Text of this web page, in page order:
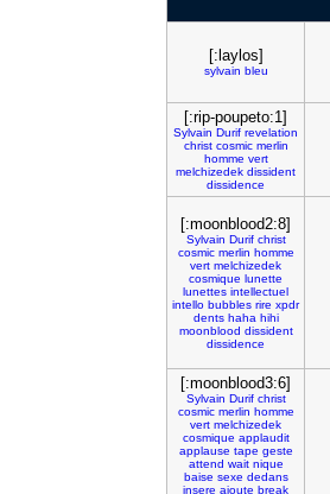
[:laylos]
sylvain bleu
[:rip-poupeto:1]
Sylvain Durif revelation
christ cosmic merlin
homme vert
melchizedek dissident
dissidence
[:moonblood2:8]
Sylvain Durif christ
cosmic merlin homme
vert melchizedek
cosmique lunette
lunettes intellectuel
intello bubbles rire xpdr
dents haha hihi
moonblood dissident
dissidence
[:moonblood3:6]
Sylvain Durif christ
cosmic merlin homme
vert melchizedek
cosmique applaudit
applause tape geste
attend wait nique
baise sexe dedans
insere ajoute break